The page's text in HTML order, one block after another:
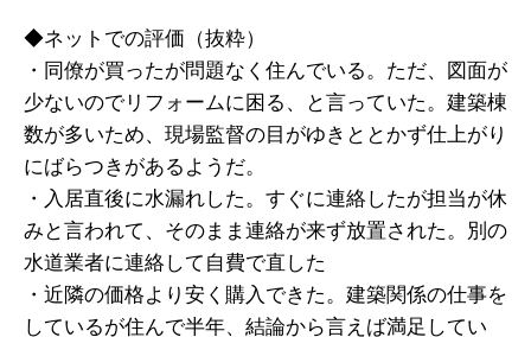
◆ネットでの評価（抜粋）
・同僚が買ったが問題なく住んでいる。ただ、図面が
少ないのでリフォームに困る、と言っていた。建築棟
数が多いため、現場監督の目がゆきととかず仕上がり
にばらつきがあるようだ。
・入居直後に水漏れした。すぐに連絡したが担当が休
みと言われて、そのまま連絡が来ず放置された。別の
水道業者に連絡して自費で直した
・近隣の価格より安く購入できた。建築関係の仕事を
しているが住んで半年、結論から言えば満足してい